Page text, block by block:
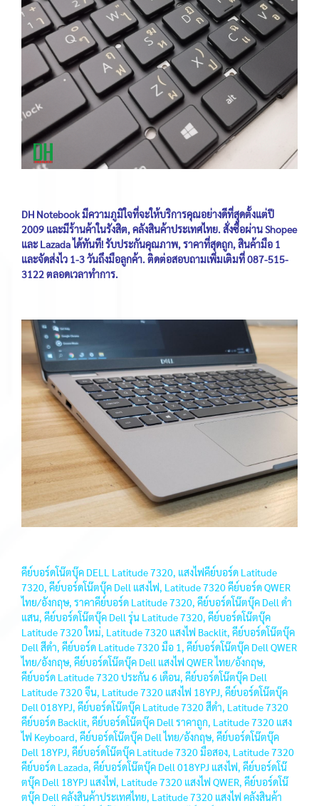
DH Notebook มีความภูมิใจที่จะให้บริการคุณอย่างดีที่สุดตั้งแต่ปี
2009 และมีร้านค้าในรังสิต, คลังสินค้าประเทศไทย. สั่งซื้อผ่าน Shopee
และ Lazada ได้ทันที! รับประกันคุณภาพ, ราคาที่สุดถูก, สินค้ามือ 1
และจัดส่งไว 1-3 วันถึงมือลูกค้า. ติดต่อสอบถามเพิ่มเติมที่ 087-515-
3122 ตลอดเวลาทำการ.
คีย์บอร์ดโน๊ตบุ๊ค DELL Latitude 7320, แสงไฟคีย์บอร์ด Latitude
7320, คีย์บอร์ดโน๊ตบุ๊ค Dell แสงไฟ, Latitude 7320 คีย์บอร์ด QWER
ไทย/อังกฤษ, ราคาคีย์บอร์ด Latitude 7320, คีย์บอร์ดโน๊ตบุ๊ค Dell ดำ
แสน, คีย์บอร์ดโน๊ตบุ๊ค Dell รุ่น Latitude 7320, คีย์บอร์ดโน๊ตบุ๊ค
Latitude 7320 ใหม่, Latitude 7320 แสงไฟ Backlit, คีย์บอร์ดโน๊ตบุ๊ค
Dell สีดำ, คีย์บอร์ด Latitude 7320 มือ 1, คีย์บอร์ดโน๊ตบุ๊ค Dell QWER
ไทย/อังกฤษ, คีย์บอร์ดโน๊ตบุ๊ค Dell แสงไฟ QWER ไทย/อังกฤษ,
คีย์บอร์ด Latitude 7320 ประกัน 6 เดือน, คีย์บอร์ดโน๊ตบุ๊ค Dell
Latitude 7320 จีน, Latitude 7320 แสงไฟ 18YPJ, คีย์บอร์ดโน๊ตบุ๊ค
Dell 018YPJ, คีย์บอร์ดโน๊ตบุ๊ค Latitude 7320 สีดำ, Latitude 7320
คีย์บอร์ด Backlit, คีย์บอร์ดโน๊ตบุ๊ค Dell ราคาถูก, Latitude 7320 แสง
ไฟ Keyboard, คีย์บอร์ดโน๊ตบุ๊ค Dell ไทย/อังกฤษ, คีย์บอร์ดโน๊ตบุ๊ค
Dell 18YPJ, คีย์บอร์ดโน๊ตบุ๊ค Latitude 7320 มือสอง, Latitude 7320
คีย์บอร์ด Lazada, คีย์บอร์ดโน๊ตบุ๊ค Dell 018YPJ แสงไฟ, คีย์บอร์ดโน๊
ตบุ๊ค Dell 18YPJ แสงไฟ, Latitude 7320 แสงไฟ QWER, คีย์บอร์ดโน๊
ตบุ๊ค Dell คลังสินค้าประเทศไทย, Latitude 7320 แสงไฟ คลังสินค้า